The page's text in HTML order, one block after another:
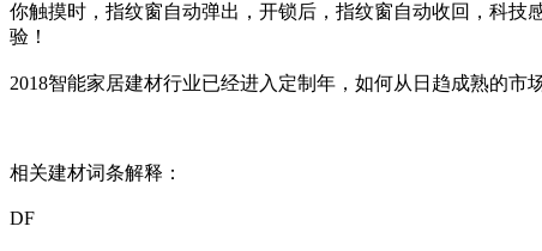
你触摸时，指纹窗自动弹出，开锁后，指纹窗自动收回，科
验！
2018智能家居建材行业已经进入定制年，如何从日趋成熟的
相关建材词条解释：
DF